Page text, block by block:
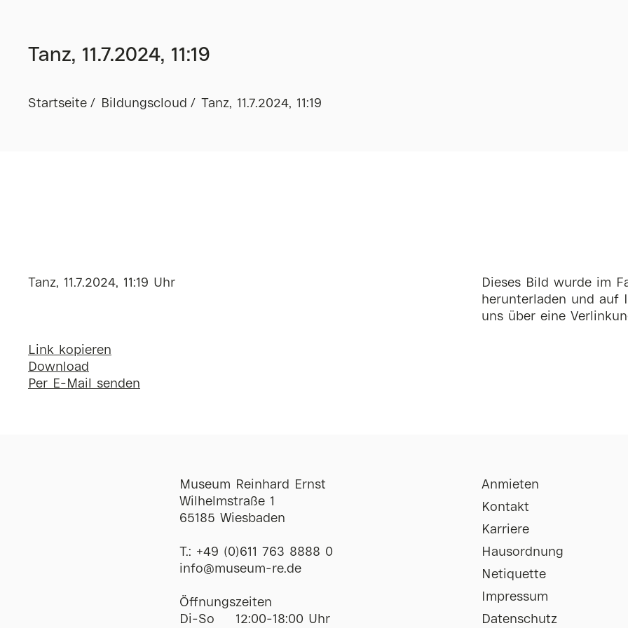
Tanz, 11.7.2024, 11:19
Startseite Bildungscloud Tanz, 11.7.2024, 11:19
Tanz, 11.7.2024, 11:19 Uhr
Link kopieren
Download
Per E-Mail senden
Dieses Bild wurde im
herunterladen und auf
uns über eine
Museum Reinhard Ernst
Wilhelmstraße 1
65185 Wiesbaden
T.: +49 (0)611 763 8888 0
ofni@museum-re de
Öffnungszeiten
Di-So
12:00-18:00 Uhr
Anmieten
Kontakt
Karriere
Hausordnung
Netiquette
Impressum
Datenschutz